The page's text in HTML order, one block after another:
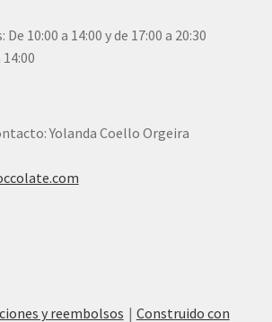
De 10:00 a 14:00 y de 17:00 a 20:30
Yolanda Coello Orgeira
y reembolsos
Construido con